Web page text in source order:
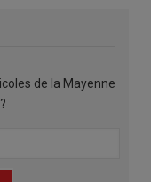
de la Mayenne